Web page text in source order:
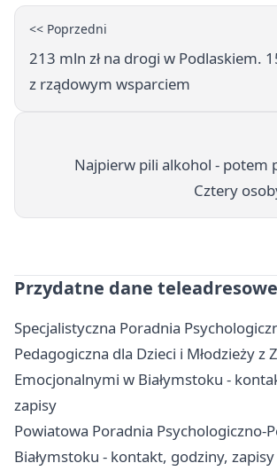
<< Poprzedni
213 mln zł na drogi w Podlaskiem.
z rządowym wsparciem
Najpierw pili alkohol - potem
Cztery
Przydatne dane teleadresowe
Specjalistyczna Poradnia
Pedagogiczna dla Dzieci i Młodzieży z
Emocjonalnymi w Białymstoku -
zapisy
Powiatowa Poradnia Psychologiczno-
Białymstoku - kontakt, godziny,